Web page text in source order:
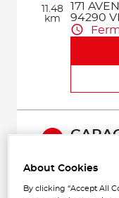
11.48
km
171
94290
16.84
91400
About Cookies
By clicking “Accept All